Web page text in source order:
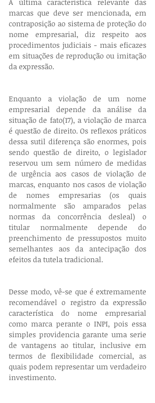
A última característica relevante das
marcas que deve ser mencionada, em
contraposição ao sistema de proteção do
nome empresarial, diz respeito aos
procedimentos judiciais - mais eficazes
em situações de reprodução ou imitação
da expressão.
Enquanto a violação de um nome
empresarial depende da análise da
situação de fato(17), a violação de marca
é questão de direito. Os reflexos práticos
dessa sutil diferença são enormes, pois
sendo questão de direito, o legislador
reservou um sem número de medidas
de urgência aos casos de violação de
marcas, enquanto nos casos de violação
de nomes empresarias (os quais
normalmente são amparados pelas
normas da concorrência desleal) o
titular normalmente depende do
preenchimento de pressupostos muito
semelhantes aos da antecipação dos
efeitos da tutela tradicional.
Desse modo, vê-se que é extremamente
recomendável o registro da expressão
característica do nome empresarial
como marca perante o INPI, pois essa
simples providencia garante uma serie
de vantagens ao titular, inclusive em
termos de flexibilidade comercial, as
quais podem representar um verdadeiro
investimento.